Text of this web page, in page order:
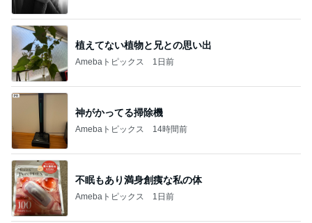
植えてない植物と兄との思い出
Amebaトピックス 1日前
神がかってる掃除機
Amebaトピックス 14時間前
不眠もあり満身創痍な私の体
Amebaトピックス 1日前